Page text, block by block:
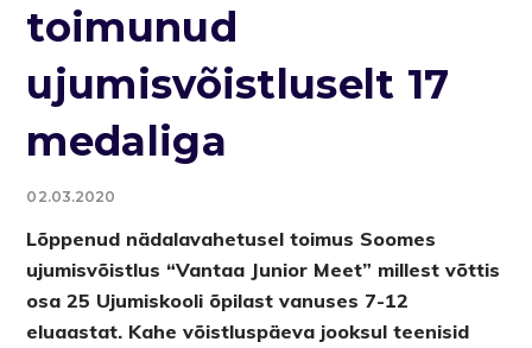
toimunud
ujumisvõistluselt 17
medaliga
02.03.2020
Lõppenud nädalavahetusel toimus Soomes
ujumisvõistlus “Vantaa Junior Meet” millest võttis
osa 25 Ujumiskooli õpilast vanuses 7-12
eluaastat. Kahe võistluspäeva jooksul teenisid